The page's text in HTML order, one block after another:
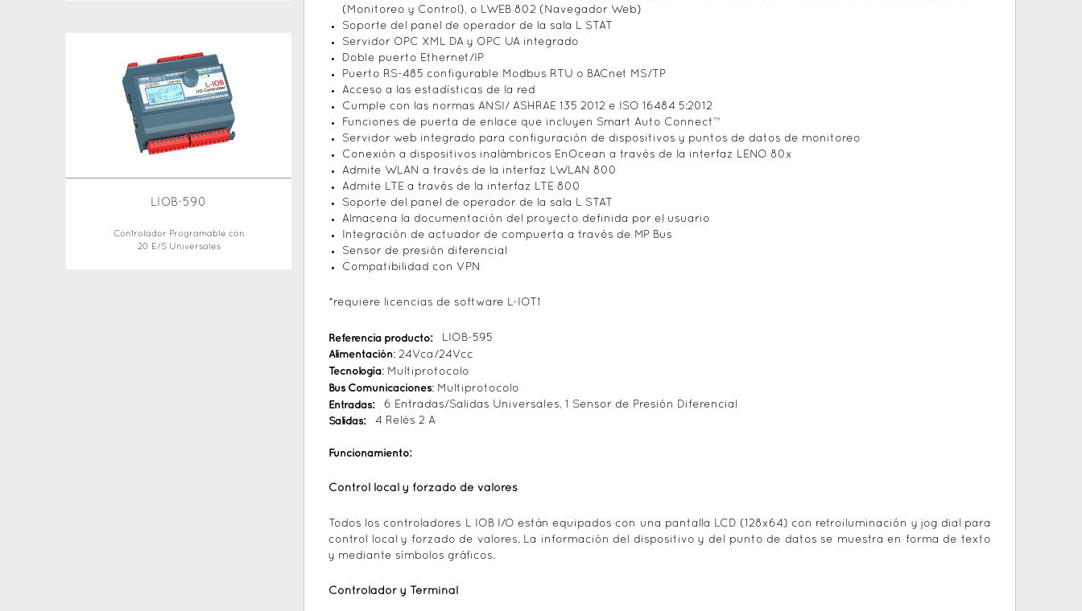
(Monitoreo y Control), o LWEB 802 (Navegador Web)
Soporte del panel de operador de la sala L STAT
Servidor OPC XML DA y OPC UA integrado
Doble puerto Ethernet/IP
Puerto RS-485 configurable Modbus RTU o BACnet MS/TP
Acceso a las estadísticas de la red
Cumple con las normas ANSI/ ASHRAE 135 2012 e ISO 16484 5:2012
Funciones de puerta de enlace que incluyen Smart Auto Connect™
Servidor web integrado para configuración de dispositivos y puntos de datos de monitoreo
Conexión a dispositivos inalámbricos EnOcean a través de la interfaz LENO 80x
Admite WLAN a través de la interfaz LWLAN 800
Admite LTE a través de la interfaz LTE 800
Soporte del panel de operador de la sala L STAT
Almacena la documentación del proyecto definida por el usuario
Integración de actuador de compuerta a través de MP Bus
Sensor de presión diferencial
Compatibilidad con VPN
*requiere licencias de software L-IOT1
Referencia producto:
LIOB-595
Alimentación: 24Vca/24Vcc
Tecnología: Multiprotocolo
Bus Comunicaciones: Multiprotocolo
Entradas:
6 Entradas/Salidas Universales, 1 Sensor de Presión Diferencial
Salidas:
4 Relés 2 A
Funcionamiento:
Control local y forzado de valores
Todos los controladores L IOB I/O están equipados con una pantalla LCD (128x64) con retroiluminación y jog dial para
control local y forzado de valores. La información del dispositivo y del punto de datos se muestra en forma de texto
y mediante símbolos gráficos.
Controlador y Terminal
LIOB-590
Controlador Programable con
20 E/S Universales